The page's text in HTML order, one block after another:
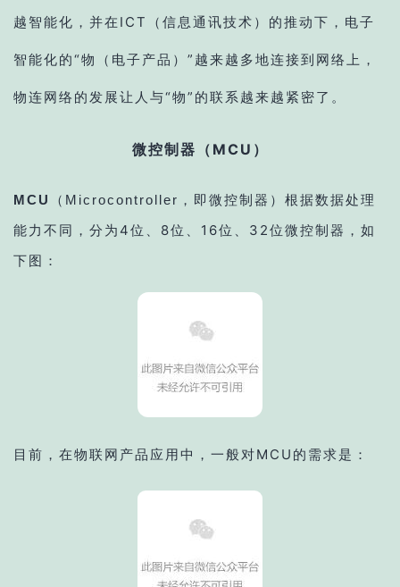
越智能化，并在ICT（信息通讯技术）的推动下，电子
智能化的“物（电子产品）”越来越多地连接到网络上，
物连网络的发展让人与“物”的联系越来越紧密了。
微控制器 （ MCU ）
MCU （Microcontroller，即 微控制器 ） 根据数据处理
能力不同，分为4位、8位、16位、32位微控制器，如
下图：
目前，在物联网产品应用中，一般对MCU的需求是：